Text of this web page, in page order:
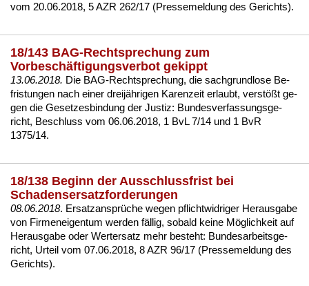
vom 20.06.2018, 5 AZR 262/17 (Pres­se­mel­dung des Ge­richts).
18/143 BAG-Rechtsprechung zum
Vorbeschäftigungsverbot gekippt
13.06.2018. Die BAG-Recht­spre­chung, die sach­grund­lo­se Be­
fris­tun­gen nach ei­ner dreijähri­gen Ka­ren­zeit er­laubt, verstößt ge­
gen die Ge­set­zes­bin­dung der Jus­tiz: Bun­des­ver­fas­sungs­ge­
richt, Be­schluss vom 06.06.2018, 1 BvL 7/14 und 1 BvR
1375/14.
18/138 Beginn der Ausschlussfrist bei
Schadensersatzforderungen
08.06.2018. Er­satz­ansprüche we­gen pflicht­wid­ri­ger Her­aus­ga­be
von Fir­men­ei­gen­tum wer­den fällig, so­bald kei­ne Möglich­keit auf
Her­aus­ga­be oder Wert­er­satz mehr be­steht: Bun­des­ar­beits­ge­
richt, Ur­teil vom 07.06.2018, 8 AZR 96/17 (Pres­se­mel­dung des
Ge­richts).